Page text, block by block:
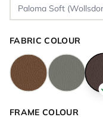
FABRIC COLOUR
FRAME COLOUR